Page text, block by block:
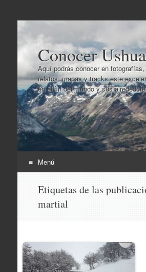
Conocer
Aquí podrás conocer en
relatos, mapas y tracks este
en el fin del mundo y sus
Menú
contenido
Etiquetas de las
martial